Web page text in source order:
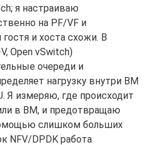
я настраиваю
на PF/VF и
и хоста схожи. В
Open vSwitch)
очереди и
нагрузку внутри ВМ
Я измеряю, где происходит
в ВМ, и предотвращаю
слишком больших
NFV/DPDK работа